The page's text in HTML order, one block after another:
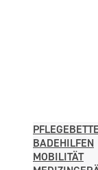
BADEHILFEN
MOBILITÄT